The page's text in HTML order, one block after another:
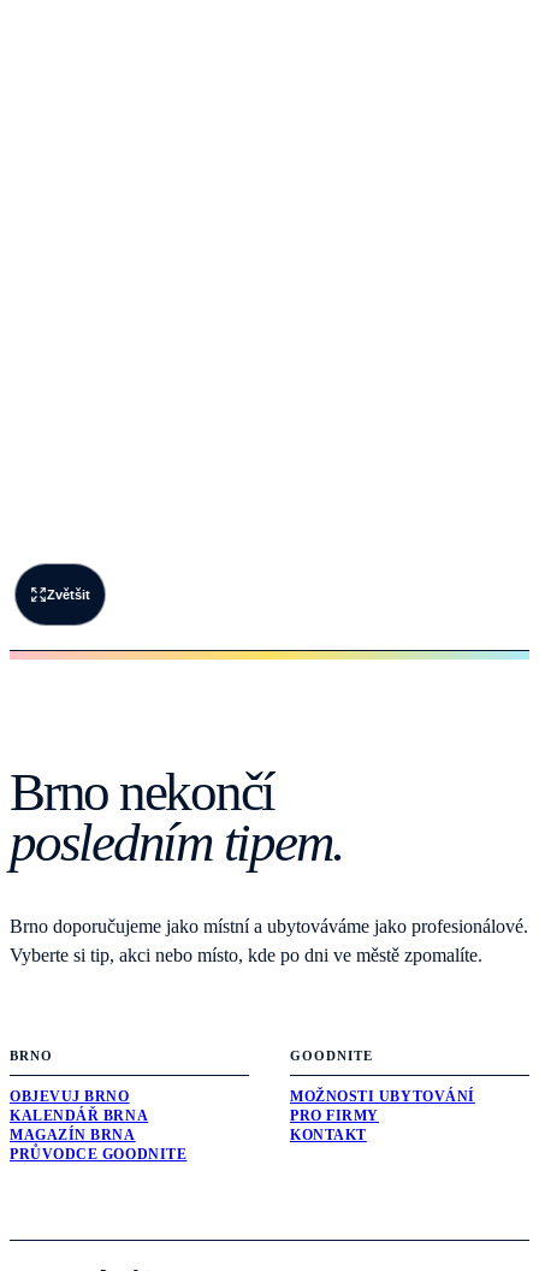
Zvětšit
Brno nekončí
posledním tipem.
Brno doporučujeme jako místní a ubytováváme jako profesionálové.
Vyberte si tip, akci nebo místo, kde po dni ve městě zpomalíte.
BRNO
OBJEVUJ BRNO
KALENDÁŘ BRNA
MAGAZÍN BRNA
PRŮVODCE GOODNITE
GOODNITE
MOŽNOSTI UBYTOVÁNÍ
PRO FIRMY
KONTAKT